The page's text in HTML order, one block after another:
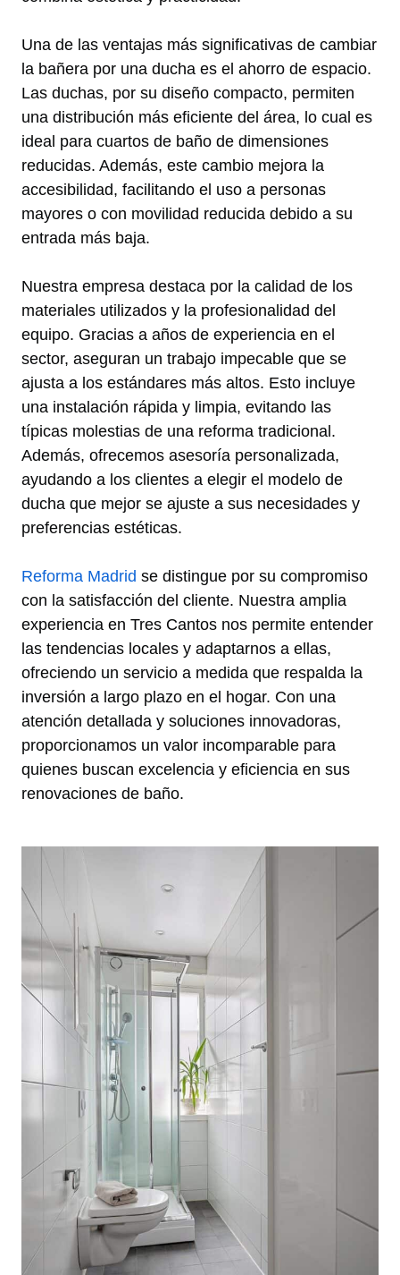
Una de las ventajas más significativas de cambiar
la bañera por una ducha es el ahorro de espacio.
Las duchas, por su diseño compacto, permiten
una distribución más eficiente del área, lo cual es
ideal para cuartos de baño de dimensiones
reducidas. Además, este cambio mejora la
accesibilidad, facilitando el uso a personas
mayores o con movilidad reducida debido a su
entrada más baja.
Nuestra empresa destaca por la calidad de los
materiales utilizados y la profesionalidad del
equipo. Gracias a años de experiencia en el
sector, aseguran un trabajo impecable que se
ajusta a los estándares más altos. Esto incluye
una instalación rápida y limpia, evitando las
típicas molestias de una reforma tradicional.
Además, ofrecemos asesoría personalizada,
ayudando a los clientes a elegir el modelo de
ducha que mejor se ajuste a sus necesidades y
preferencias estéticas.
Reforma Madrid se distingue por su compromiso
con la satisfacción del cliente. Nuestra amplia
experiencia en Tres Cantos nos permite entender
las tendencias locales y adaptarnos a ellas,
ofreciendo un servicio a medida que respalda la
inversión a largo plazo en el hogar. Con una
atención detallada y soluciones innovadoras,
proporcionamos un valor incomparable para
quienes buscan excelencia y eficiencia en sus
renovaciones de baño.